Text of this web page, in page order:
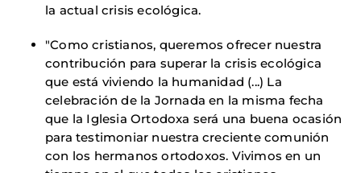
la actual crisis ecológica.
"Como cristianos, queremos ofrecer nuestra
contribución para superar la crisis ecológica
que está viviendo la humanidad (...) La
celebración de la Jornada en la misma fecha
que la Iglesia Ortodoxa será una buena ocasión
para testimoniar nuestra creciente comunión
con los hermanos ortodoxos. Vivimos en un